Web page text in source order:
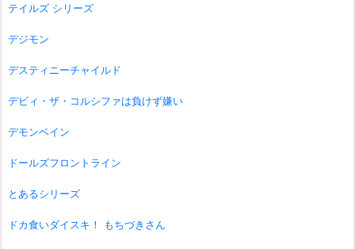
テイルズ シリーズ
デジモン
デスティニーチャイルド
デビィ・ザ・コルシファは負けず嫌い
デモンベイン
ドールズフロントライン
とあるシリーズ
ドカ食いダイスキ！ もちづきさん